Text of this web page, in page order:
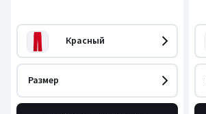
Красный
Размер